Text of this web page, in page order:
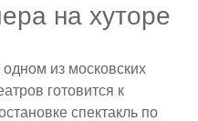
на хуторе
одном из московских
готовится к
спектакль по